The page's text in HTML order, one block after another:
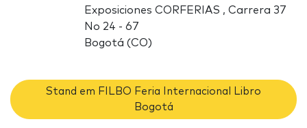
Exposiciones CORFERIAS , Carrera 37
No 24 - 67
Bogotá (CO)
Stand em FILBO Feria Internacional Libro
Bogotá